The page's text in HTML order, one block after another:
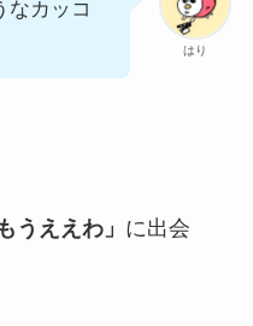
はり
なカッコ
うええわ」 に出会